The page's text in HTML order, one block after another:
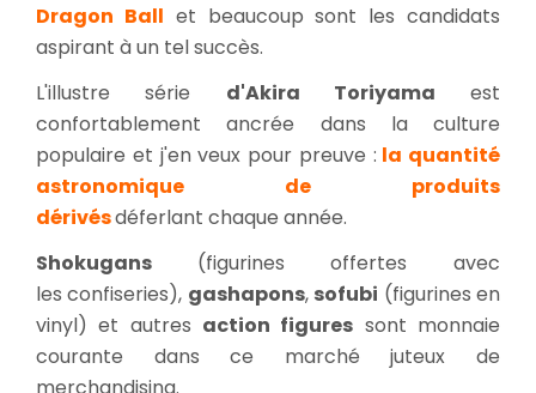
Dragon Ball et beaucoup sont les candidats
aspirant à un tel succès.
L'illustre série d'Akira Toriyama est
confortablement ancrée dans la culture
populaire et j'en veux pour preuve : la quantité
astronomique de produits
dérivésdéferlant chaque année.
Shokugans (figurines offertes avec
les confiseries), gashapons, sofubi (figurines en
vinyl) et autres action figures sont monnaie
courante dans ce marché juteux de
merchandising.